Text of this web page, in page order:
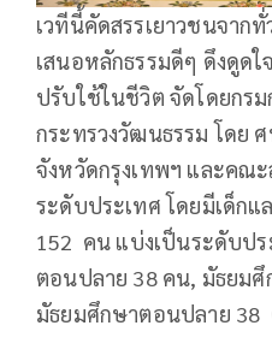
เวทีนี้คัดสรรเยาวชนจาก
เสนอหลักธรรมดีๆ ดึงดูด
ปรับใช้ในชีวิต จัดโดยกร
กระทรวงวัฒนธรรม โดย
จังหวัดกรุงเทพฯ และคณ
ระดับประเทศ โดยมีเด็ก
152 คน แบ่งเป็นระดับป
ตอนปลาย 38 คน, มัธยม
มัธยมศึกษาตอนปลาย 38